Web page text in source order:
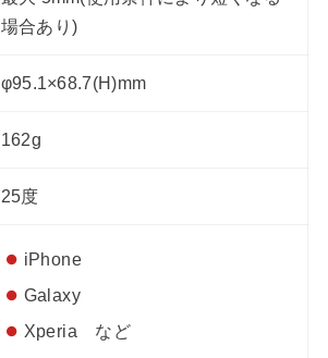
場合あり)
φ95.1×68.7(H)mm
162g
25度
iPhone
Galaxy
Xperia など